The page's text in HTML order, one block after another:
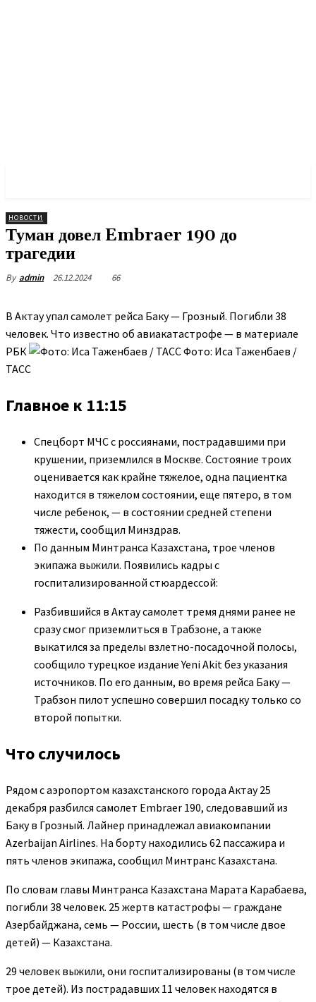
НОВОСТИ
Туман довел Embraer 190 до
трагедии
By admin 26.12.2024 66
В Актау упал самолет рейса Баку — Грозный. Погибли 38
человек. Что известно об авиакатастрофе — в материале
РБК
Фото: Иса Таженбаев /
ТАСС
Главное к 11:15
Спецборт МЧС с россиянами, пострадавшими при
крушении, приземлился в Москве. Состояние троих
оценивается как крайне тяжелое, одна пациентка
находится в тяжелом состоянии, еще пятеро, в том
числе ребенок, — в состоянии средней степени
тяжести, сообщил Минздрав.
По данным Минтранса Казахстана, трое членов
экипажа выжили. Появились кадры с
госпитализированной стюардессой:
Разбившийся в Актау самолет тремя днями ранее не
сразу смог приземлиться в Трабзоне, а также
выкатился за пределы взлетно-посадочной полосы,
сообщило турецкое издание Yeni Akit без указания
источников. По его данным, во время рейса Баку —
Трабзон пилот успешно совершил посадку только со
второй попытки.
Что случилось
Рядом с аэропортом казахстанского города Актау 25
декабря разбился самолет Embraer 190, следовавший из
Баку в Грозный. Лайнер принадлежал авиакомпании
Azerbaijan Airlines. На борту находились 62 пассажира и
пять членов экипажа, сообщил Минтранс Казахстана.
По словам главы Минтранса Казахстана Марата Карабаева,
погибли 38 человек. 25 жертв катастрофы — граждане
Азербайджана, семь — России, шесть (в том числе двое
детей) — Казахстана.
29 человек выжили, они госпитализированы (в том числе
трое детей). Из пострадавших 11 человек находятся в